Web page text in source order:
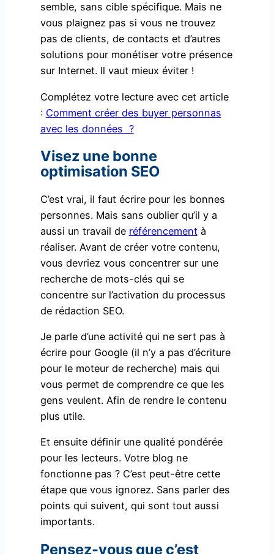
semble, sans cible spécifique. Mais ne
vous plaignez pas si vous ne trouvez
pas de clients, de contacts et d’autres
solutions pour monétiser votre présence
sur Internet. Il vaut mieux éviter !
Complétez votre lecture avec cet article
: Comment créer des buyer personnas
avec les données ?
Visez une bonne
optimisation SEO
C’est vrai, il faut écrire pour les bonnes
personnes. Mais sans oublier qu’il y a
aussi un travail de référencementà
réaliser. Avant de créer votre contenu,
vous devriez vous concentrer sur une
recherche de mots-clés qui se
concentre sur l’activation du processus
de rédaction SEO.
Je parle d’une activité qui ne sert pas à
écrire pour Google (il n’y a pas d’écriture
pour le moteur de recherche) mais qui
vous permet de comprendre ce que les
gens veulent. Afin de rendre le contenu
plus utile.
Et ensuite définir une qualité pondérée
pour les lecteurs. Votre blog ne
fonctionne pas ? C’est peut-être cette
étape que vous ignorez. Sans parler des
points qui suivent, qui sont tout aussi
importants.
Pensez-vous que c’est